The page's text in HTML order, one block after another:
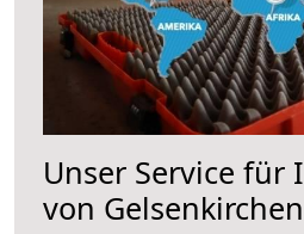
Unser Service für
von